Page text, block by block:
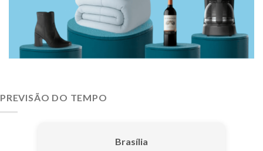
PREVISÃO DO TEMPO
Brasília